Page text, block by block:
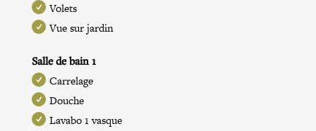
Volets
Vue sur jardin
Salle de bain 1
Carrelage
Douche
Lavabo 1 vasque